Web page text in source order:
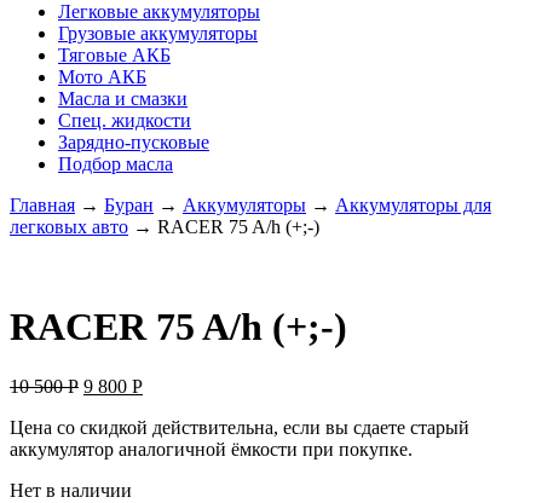
Легковые аккумуляторы
Грузовые аккумуляторы
Тяговые АКБ
Мото АКБ
Масла и смазки
Спец. жидкости
Зарядно-пусковые
Подбор масла
Главная → Буран → Аккумуляторы → Аккумуляторы для
легковых авто → RACER 75 A/h (+;-)
RACER 75 A/h (+;-)
10 500Р 9 800 Р
Цена со скидкой действительна, если вы сдаете старый
аккумулятор аналогичной ёмкости при покупке.
Нет в наличии